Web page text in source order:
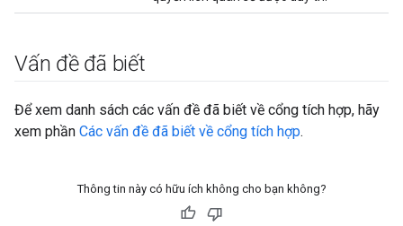
Vấn đề đã biết
Để xem danh sách các vấn đề đã biết về cổng tích hợp, hãy
xem phần Các vấn đề đã biết về cổng tích hợp.
Thông tin này có hữu ích không cho bạn không?